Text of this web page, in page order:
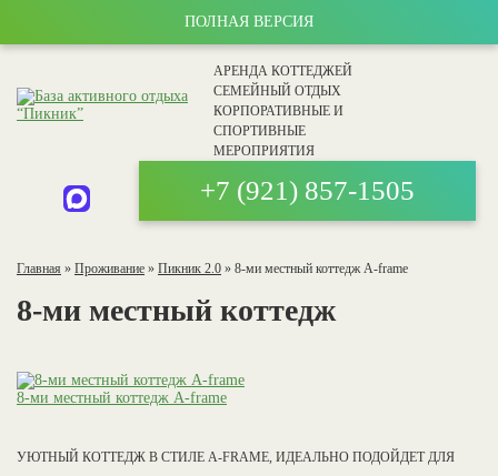
ПОЛНАЯ ВЕРСИЯ
АРЕНДА КОТТЕДЖЕЙ
СЕМЕЙНЫЙ ОТДЫХ
КОРПОРАТИВНЫЕ И
СПОРТИВНЫЕ
МЕРОПРИЯТИЯ
+7 (921)857-1505
Главная » Проживание » Пикник 2.0 » 8-ми местный коттедж A-frame
8-ми местный коттедж
8-ми местный коттедж A-frame
УЮТНЫЙ КОТТЕДЖ В СТИЛЕ A-FRAME, ИДЕАЛЬНО ПОДОЙДЕТ ДЛЯ